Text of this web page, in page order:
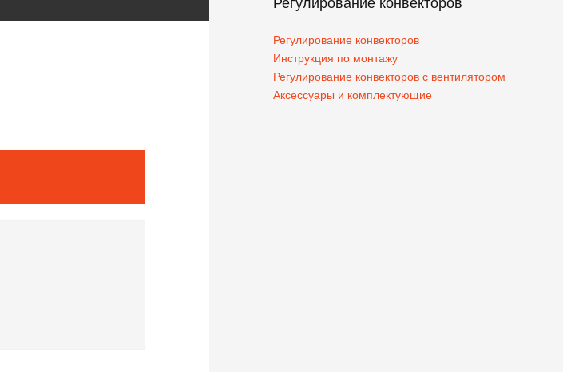
Регулирование конвекторов
Регулирование конвекторов
Инструкция по монтажу
Регулирование конвекторов с вентилятором
Аксессуары и комплектующие